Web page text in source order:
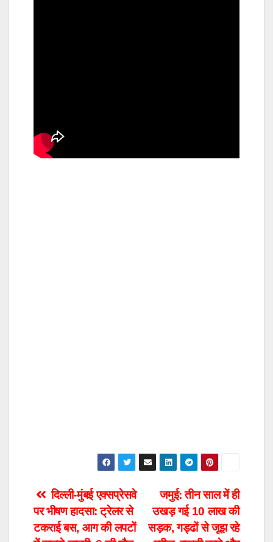
Post
navigation
जमुई: तीन साल में ही
उखड़ गई 10 लाख की
सड़क, गड्ढों से जूझ रहे
दिल्ली-मुंबई एक्सप्रेसवे
पर भीषण हादसा: ट्रेलर से
टकराई बस, आग की लपटों